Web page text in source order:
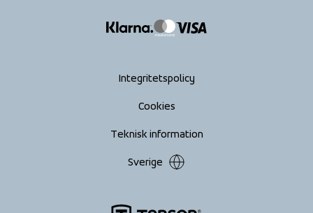
Integritetspolicy
Cookies
Teknisk information
Sverige